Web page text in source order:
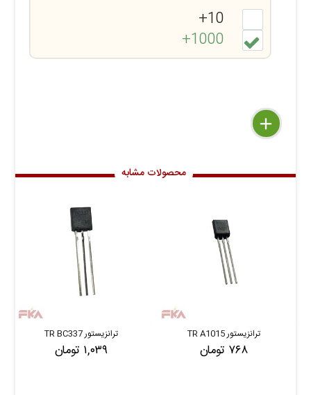
10+
1000+
delete
remove
add
محصولات مشابه
ترانزیستور TR A1015
۷۶۸ تومان
ترانزیستور TR BC337
۱,۰۳۹ تومان